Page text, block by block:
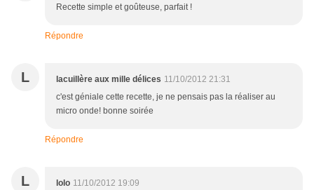
Recette simple et goûteuse, parfait !
Répondre
L lacuillère aux mille délices 11/10/2012 21:31
c'est géniale cette recette, je ne pensais pas la réaliser au
micro onde! bonne soirée
Répondre
L lolo 11/10/2012 19:09